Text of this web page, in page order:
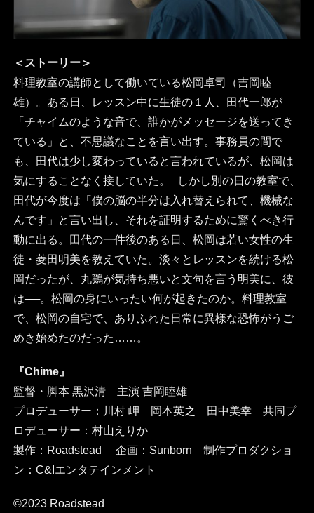
＜ストーリー＞
料理教室の講師として働いている松岡卓司（吉岡睦
雄）。ある日、レッスン中に生徒の１人、田代一郎が
「チャイムのような音で、誰かがメッセージを送ってき
ている」と、不思議なことを言い出す。事務員の間で
も、田代は少し変わっていると言われているが、松岡は
気にすることなく接していた。 しかし別の日の教室で、
田代が今度は「僕の脳の半分は入れ替えられて、機械な
んです」と言い出し、それを証明するために驚くべき行
動に出る。田代の一件後のある日、松岡は若い女性の生
徒・菱田明美を教えていた。淡々とレッスンを続ける松
岡だったが、丸鶏が気持ち悪いと文句を言う明美に、彼
は──。松岡の身にいったい何が起きたのか。料理教室
で、松岡の自宅で、ありふれた日常に異様な恐怖がうご
めき始めたのだった……。
『Chime』
監督・脚本 黒沢清 主演 吉岡睦雄
プロデューサー：川村 岬 岡本英之 田中美幸 共同プ
ロデューサー：村山えりか
製作：Roadstead 企画：Sunborn 制作プロダクショ
ン：C&Iエンタテインメント
©2023 Roadstead